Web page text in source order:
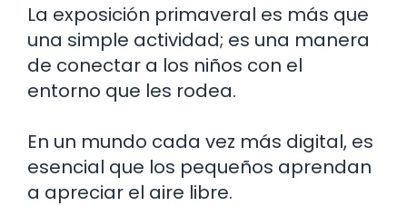
La exposición primaveral es más que
una simple actividad; es una manera
de conectar a los niños con el
entorno que les rodea.
En un mundo cada vez más digital, es
esencial que los pequeños aprendan
a apreciar el aire libre.